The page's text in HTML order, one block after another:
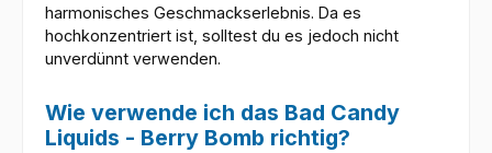
harmonisches Geschmackserlebnis. Da es
hochkonzentriert ist, solltest du es jedoch nicht
unverdünnt verwenden.
Wie verwende ich das Bad Candy
Liquids - Berry Bomb richtig?